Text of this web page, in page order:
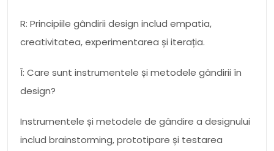
R: Principiile gândirii design includ empatia,
creativitatea, experimentarea și iterația.
Î: Care sunt instrumentele și metodele gândirii în
design?
Instrumentele și metodele de gândire a designului
includ brainstorming, prototipare și testarea